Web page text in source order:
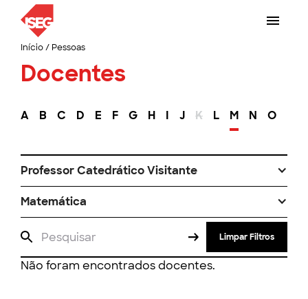
Início/ Pessoas
Docentes
A B C D E F G H I J K L M N O
Professor Catedrático Visitante
Matemática
Limpar Filtros
Não foram encontrados docentes.